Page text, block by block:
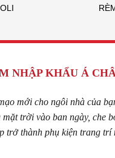
NHẬP KHẨU Á
mới cho ngôi nhà của
trời vào ban ngày, che
trở thành phụ kiện trang